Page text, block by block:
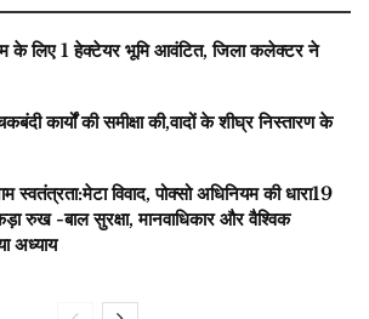
के लिए 1 हेक्टेयर भूमि आवंटित, जिला कलेक्टर ने
कार्यों की समीक्षा की,वादों के शीघ्र निस्तारण के
स्वतंत्रता:मेटा विवाद, पोक्सो अधिनियम की धारा19
रुख -बाल सुरक्षा, मानवाधिकार और वैश्विक
अध्याय